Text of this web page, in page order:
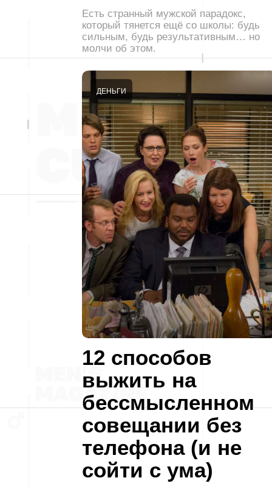
Есть странный мужской парадокс,
который тянется ещё со школы: будь
сильным, будь результативным… но
молчи об этом.
12 способов
выжить на
бессмысленном
совещании без
телефона (и не
сойти с ума)
ДЕНЬГИ